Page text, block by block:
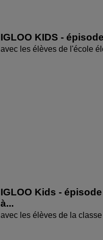
IGLOO KIDS -
avec les élèves de l'école
IGLOO Kids -
à...
avec les élèves de la